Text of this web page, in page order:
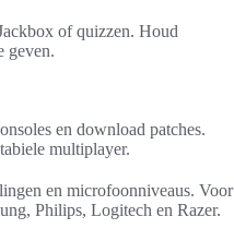
of quizzen. Houd
geven.
en download patches.
multiplayer.
en microfoonniveaus. Voor
Philips, Logitech en Razer.